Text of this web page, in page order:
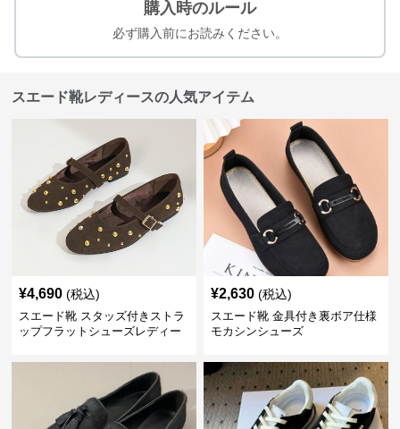
購入時のルール
必ず購入前にお読みください。
スエード靴レディースの人気アイテム
¥4,690 (税込)
スエード靴 スタッズ付きストラ
ップフラットシューズレディー
¥2,630 (税込)
スエード靴 金具付き裏ボア仕様
モカシンシューズ